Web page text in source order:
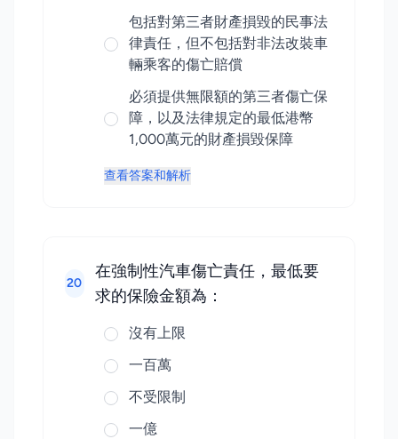
包括對第三者財產損毀的民事法
律責任，但不包括對非法改裝車
輛乘客的傷亡賠償
必須提供無限額的第三者傷亡保
障，以及法律規定的最低港幣
1,000萬元的財產損毀保障
查看答案和解析
20
在強制性汽車傷亡責任，最低要
求的保險金額為：
沒有上限
一百萬
不受限制
一億